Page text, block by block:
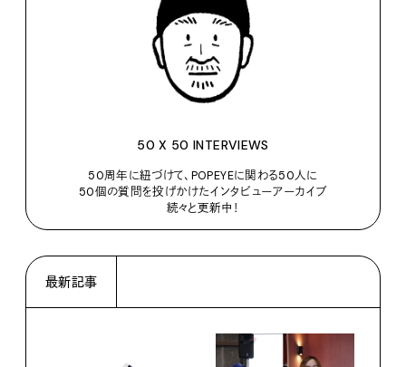
50 X 50 INTERVIEWS
50周年に紐づけて、POPEYEに関わる50人に
50個の質問を投げかけたインタビューアーカイブ
続々と更新中！
最新記事